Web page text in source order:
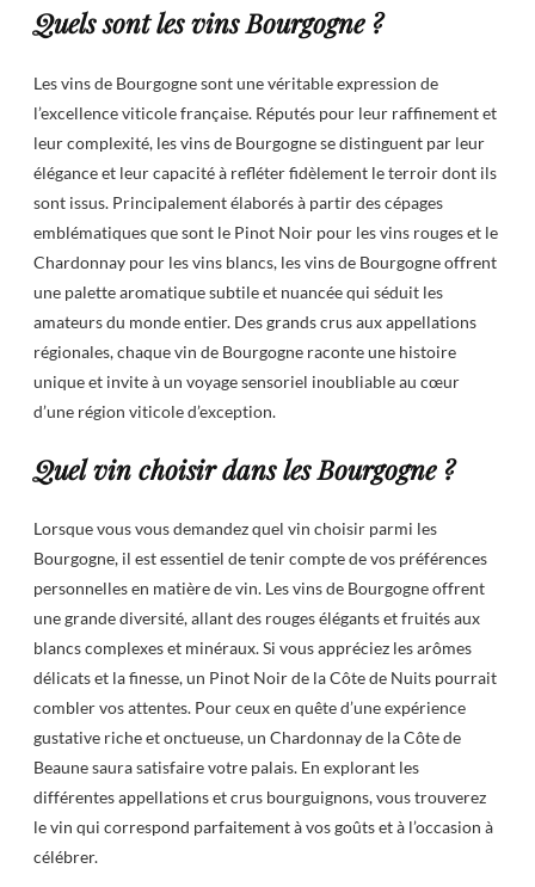
Quels sont les vins Bourgogne ?
Les vins de Bourgogne sont une véritable expression de
l’excellence viticole française. Réputés pour leur raffinement et
leur complexité, les vins de Bourgogne se distinguent par leur
élégance et leur capacité à refléter fidèlement le terroir dont ils
sont issus. Principalement élaborés à partir des cépages
emblématiques que sont le Pinot Noir pour les vins rouges et le
Chardonnay pour les vins blancs, les vins de Bourgogne offrent
une palette aromatique subtile et nuancée qui séduit les
amateurs du monde entier. Des grands crus aux appellations
régionales, chaque vin de Bourgogne raconte une histoire
unique et invite à un voyage sensoriel inoubliable au cœur
d’une région viticole d’exception.
Quel vin choisir dans les Bourgogne ?
Lorsque vous vous demandez quel vin choisir parmi les
Bourgogne, il est essentiel de tenir compte de vos préférences
personnelles en matière de vin. Les vins de Bourgogne offrent
une grande diversité, allant des rouges élégants et fruités aux
blancs complexes et minéraux. Si vous appréciez les arômes
délicats et la finesse, un Pinot Noir de la Côte de Nuits pourrait
combler vos attentes. Pour ceux en quête d’une expérience
gustative riche et onctueuse, un Chardonnay de la Côte de
Beaune saura satisfaire votre palais. En explorant les
différentes appellations et crus bourguignons, vous trouverez
le vin qui correspond parfaitement à vos goûts et à l’occasion à
célébrer.